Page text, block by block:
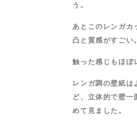
う。
あとこのレンガカ
凸と質感がすごい。
触った感じもほぼ
レンガ調の壁紙は
ど、立体的で壁一
めて見ました。